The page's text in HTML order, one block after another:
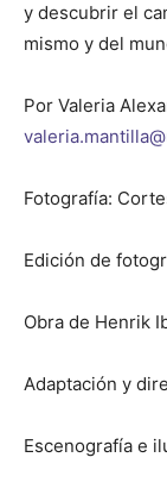
y descubrir el
mismo y del
Por Valeria
Fotografía:
Edición de
Obra de Henrik
Adaptación y
Escenografía e